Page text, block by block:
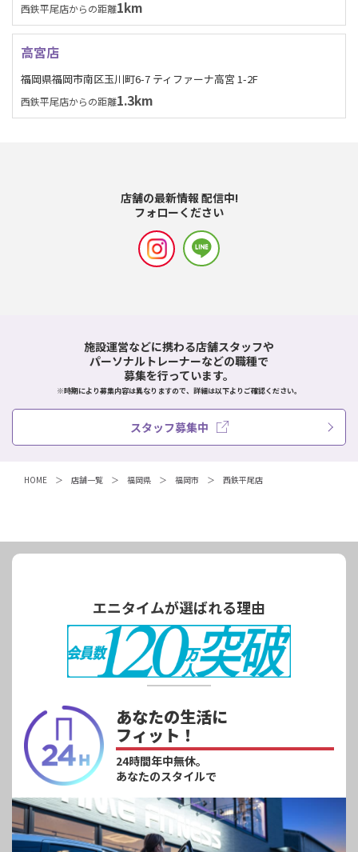
西鉄平尾店からの距離1km
高宮店
福岡県福岡市南区玉川町6-7 ティファーナ高宮 1-2F
西鉄平尾店からの距離1.3km
店舗の最新情報 配信中!
フォローください
施設運営などに携わる店舗スタッフや
パーソナルトレーナーなどの職種で
募集を行っています。
※時期により募集内容は異なりますので、詳細は以下よりご確認ください。
スタッフ募集中
HOME 店舗一覧 福岡県 福岡市 西鉄平尾店
エニタイムが選ばれる理由
あなたの生活に
フィット！
24時間年中無休。
あなたのスタイルで